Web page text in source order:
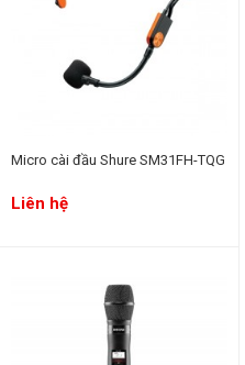
Micro cài đầu Shure SM31FH-TQG
Liên hệ